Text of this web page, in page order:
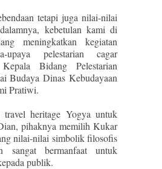
tetapi juga nilai-nilai
kebetulan kami di
meningkatkan kegiatan
upaya pelestarian cagar
Bidang Pelestarian
Budaya Dinas Kebudayaan
Pratiwi.
travel heritage Yogya untuk
pihaknya memilih Kukar
nilai-nilai simbolik filosofis
sangat bermanfaat untuk
publik.